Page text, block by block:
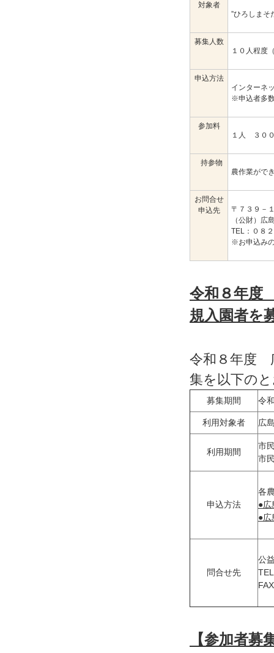
対象者
”ひろしまそ
募集人数
１０人程度
申込方法
インターネ
※申込者多
参加料
１人 ３０
持参物
農作業がで
お問合せ
申込先
〒７３９－
（公財）
TEL：０８
※お申込み
令和８年度
規入園者を
令和８年度
集を以下の
募集期間 令
利用対象者 広
利用期間
市
市
申込方法
各
●広
●広
問合せ先
公
【参加者